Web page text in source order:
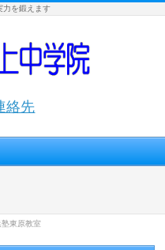
力を鍛えます
絡先
塾東原教室